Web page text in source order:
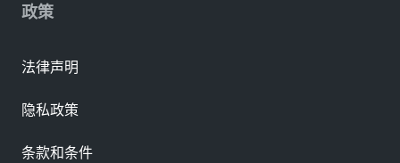
政策
法律声明
隐私政策
条款和条件